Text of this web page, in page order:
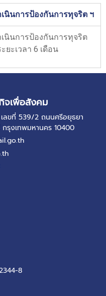
นินการป้องกันการทุจริต ฯ
นินการป้องกันการทุจริต
ยะเวลา 6 เดือน
จเพื่อสังคม
ลขที่ 539/2 ถนนศรีอยุธยา
รุงเทพมหานคร 10400
8